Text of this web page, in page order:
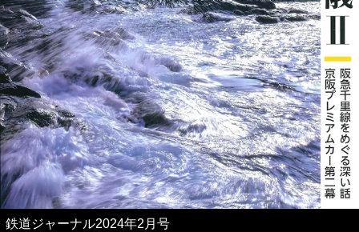
鉄道ジャーナル2024年2月号